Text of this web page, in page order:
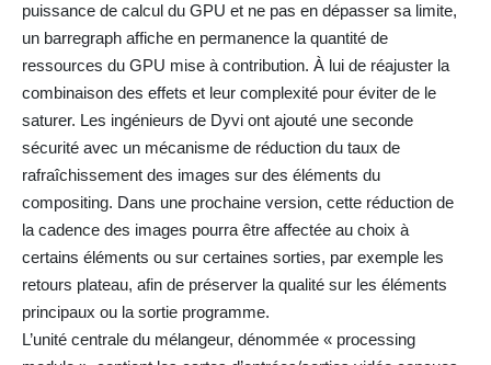
puissance de calcul du GPU et ne pas en dépasser sa limite,
un barregraph affiche en permanence la quantité de
ressources du GPU mise à contribution. À lui de réajuster la
combinaison des effets et leur complexité pour éviter de le
saturer. Les ingénieurs de Dyvi ont ajouté une seconde
sécurité avec un mécanisme de réduction du taux de
rafraîchissement des images sur des éléments du
compositing. Dans une prochaine version, cette réduction de
la cadence des images pourra être affectée au choix à
certains éléments ou sur certaines sorties, par exemple les
retours plateau, afin de préserver la qualité sur les éléments
principaux ou la sortie programme.
L’unité centrale du mélangeur, dénommée « processing